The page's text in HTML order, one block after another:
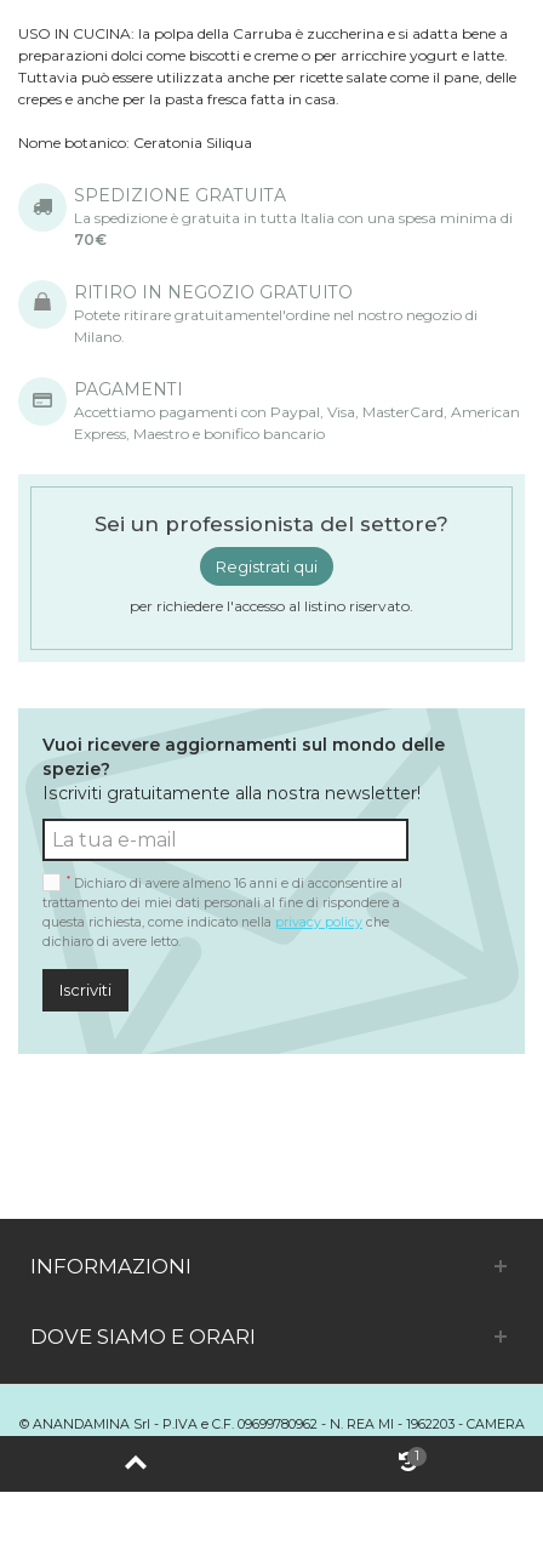
USO IN CUCINA: la polpa della Carruba è zuccherina e si adatta bene a
preparazioni dolci come biscotti e creme o per arricchire yogurt e latte.
Tuttavia può essere utilizzata anche per ricette salate come il pane, delle
crepes e anche per la pasta fresca fatta in casa.
Nome botanico: Ceratonia Siliqua
SPEDIZIONE GRATUITA
La spedizione è gratuita in tutta Italia con una spesa minima di
70€
RITIRO IN NEGOZIO GRATUITO
Potete ritirare gratuitamentel'ordine nel nostro negozio di
Milano.
PAGAMENTI
Accettiamo pagamenti con Paypal, Visa, MasterCard, American
Express, Maestro e bonifico bancario
Sei un professionista del settore?
Registrati qui
per richiedere l'accesso al listino riservato.
Vuoi ricevere aggiornamenti sul mondo delle
spezie?
Iscriviti gratuitamente alla nostra newsletter!
* Dichiaro di avere almeno 16 anni e di acconsentire al
trattamento dei miei dati personali al fine di rispondere a
questa richiesta, come indicato nella privacy policy che
dichiaro di avere letto.
Iscriviti
INFORMAZIONI
DOVE SIAMO E ORARI
© ANANDAMINA Srl - P.IVA e C.F. 09699780962 - N. REA MI - 1962203 - CAMERA
1